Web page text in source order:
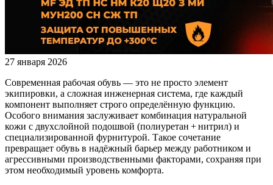
27 января 2026
Современная рабочая обувь — это не просто элемент
экипировки, а сложная инженерная система, где каждый
компонент выполняет строго определённую функцию.
Особого внимания заслуживает комбинация натуральной
кожи с двухслойной подошвой (полиуретан + нитрил) и
специализированной фурнитурой. Такое сочетание
превращает обувь в надёжный барьер между работником и
агрессивными производственными факторами, сохраняя при
этом необходимый уровень комфорта.